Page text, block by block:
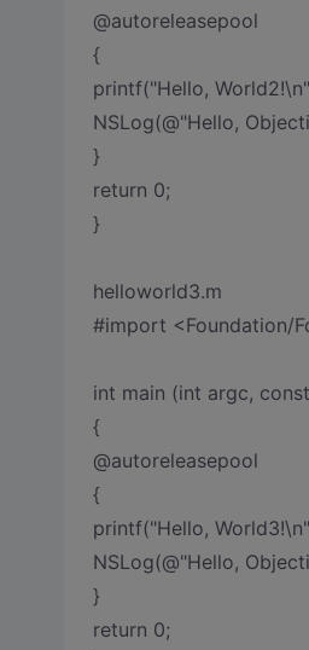
@autoreleasepool
{
printf("Hello,
NSLog(@"Hello,
}
return 0;
}
helloworld3.m
#import <Foundation/
int main (int argc,
{
@autoreleasepool
{
printf("Hello,
NSLog(@"Hello,
}
return 0;